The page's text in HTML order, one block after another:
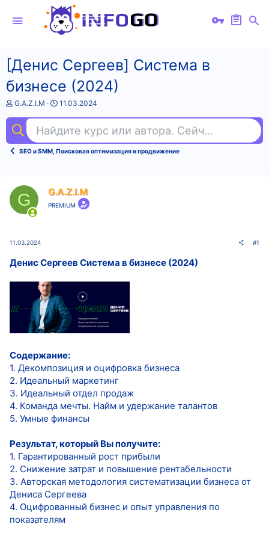
[Денис Сергеев] Система в
бизнесе (2024)
А
т
о
т
G.A.Z.I.M
Д
а
н
а
а
11.03.2024
Найдите курс или автора. Сейчас ищут
SEO и SMM, Поисковая оптимизация и продвижение
G G.A.Z.I.M
PREMIUM
11.03.2024 #1
Денис Сергеев Система в бизнесе (2024)
Содержание:
1. Декомпозиция и оцифровка бизнеса
2. Идеальный маркетинг
3. Идеальный отдел продаж
4. Команда мечты. Найм и удержание талантов
5. Умные финансы
Результат, который Вы получите:
1. Гарантированный рост прибыли
2. Снижение затрат и повышение рентабельности
3. Авторская методология систематизации бизнеса от
Дениса Сергеева
4. Оцифрованный бизнес и опыт управления по
показателям